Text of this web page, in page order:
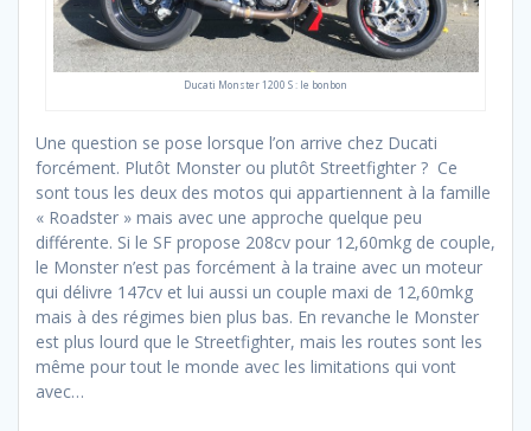
Ducati Monster 1200 S : le bonbon
Une question se pose lorsque l’on arrive chez Ducati
forcément. Plutôt Monster ou plutôt Streetfighter ? Ce
sont tous les deux des motos qui appartiennent à la famille
« Roadster » mais avec une approche quelque peu
différente. Si le SF propose 208cv pour 12,60mkg de couple,
le Monster n’est pas forcément à la traine avec un moteur
qui délivre 147cv et lui aussi un couple maxi de 12,60mkg
mais à des régimes bien plus bas. En revanche le Monster
est plus lourd que le Streetfighter, mais les routes sont les
même pour tout le monde avec les limitations qui vont
avec…